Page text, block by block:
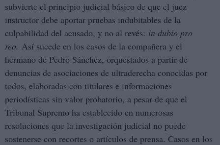
subvierte el principio judicial básico de que el juez
instructor debe aportar pruebas indubitables de la
culpabilidad del acusado, y no al revés: in dubio pro
reo. Así sucede en los casos de la compañera y el
hermano de Pedro Sánchez, orquestados a partir de
denuncias de asociaciones de ultraderecha conocidas por
todos, elaboradas con titulares e informaciones
periodísticas sin valor probatorio, a pesar de que el
Tribunal Supremo ha establecido en numerosas
resoluciones que la investigación judicial no puede
sostenerse con recortes o artículos de prensa. Casos en los